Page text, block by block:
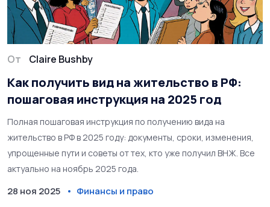
От Claire Bushby
Как получить вид на жительство в РФ:
пошаговая инструкция на 2025 год
Полная пошаговая инструкция по получению вида на
жительство в РФ в 2025 году: документы, сроки, изменения,
упрощенные пути и советы от тех, кто уже получил ВНЖ. Все
актуально на ноябрь 2025 года.
28 ноя 2025 Финансы и право